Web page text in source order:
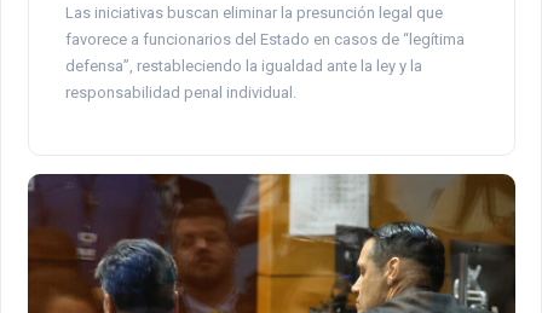
Las iniciativas buscan eliminar la presunción legal que
favorece a funcionarios del Estado en casos de “legítima
defensa”, restableciendo la igualdad ante la ley y la
responsabilidad penal individual.